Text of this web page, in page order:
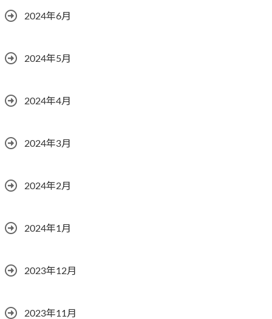
2024年6月
2024年5月
2024年4月
2024年3月
2024年2月
2024年1月
2023年12月
2023年11月